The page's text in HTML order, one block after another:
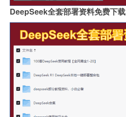
DeepSeek全套部署资料免费下载